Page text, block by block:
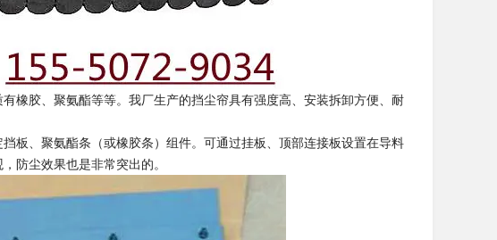
橡胶、聚氨酯等等。我厂生产的挡尘帘具有强度高、安装拆卸方便、耐
板、聚氨酯条（或橡胶条）组件。可通过挂板、顶部连接板设置在导料
防尘效果也是非常突出的。